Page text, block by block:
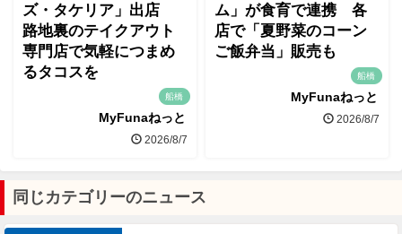
ズ・タケリア」出店
路地裏のテイクアウト
専門店で気軽につまめ
るタコスを
船橋
MyFunaねっと
2026/8/7
ム」が食育で連携 各
店で「夏野菜のコーン
ご飯弁当」販売も
船橋
MyFunaねっと
2026/8/7
同じカテゴリーのニュース